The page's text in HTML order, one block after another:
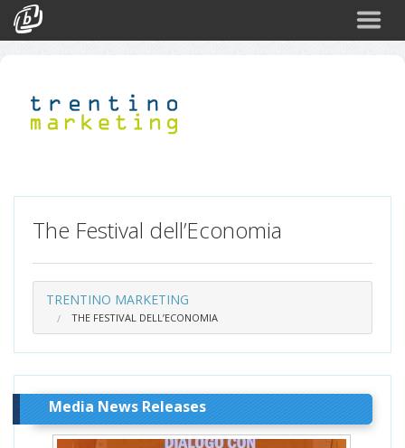
Events
The Festival dell’Economia
TRENTINO MARKETING
THE FESTIVAL DELL’ECONOMIA
Media News Releases